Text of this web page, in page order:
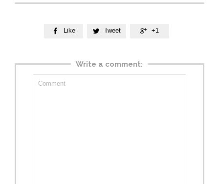
 Like  Tweet  +1
Write a comment: